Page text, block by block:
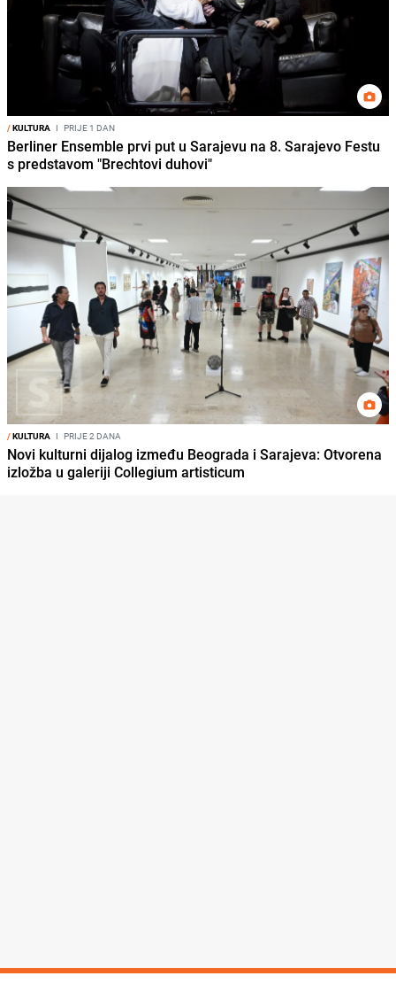
/KULTURA I PRIJE 1 DAN
Berliner Ensemble prvi put u Sarajevu na 8. Sarajevo Festu
s predstavom "Brechtovi duhovi"
/KULTURA I PRIJE 2 DANA
Novi kulturni dijalog između Beograda i Sarajeva: Otvorena
izložba u galeriji Collegium artisticum